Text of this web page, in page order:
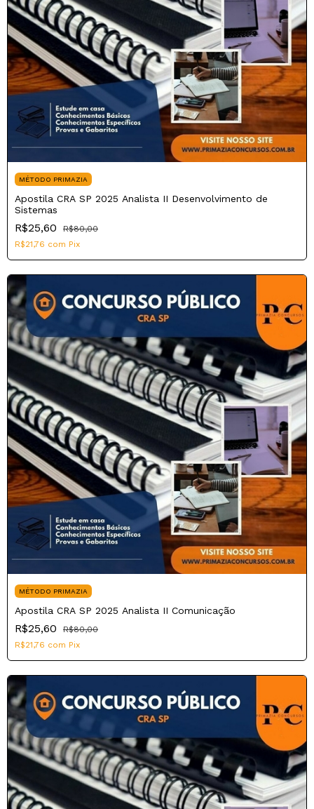
MÉTODO PRIMAZIA
Apostila CRA SP 2025 Analista II Desenvolvimento de
Sistemas
R$25,60
R$80,00
R$21,76 com Pix
MÉTODO PRIMAZIA
Apostila CRA SP 2025 Analista II Comunicação
R$25,60
R$80,00
R$21,76 com Pix